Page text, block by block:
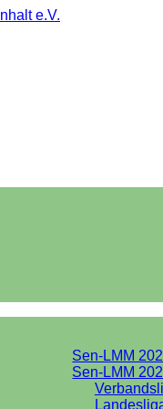
Sen-LMM
Sen-LMM